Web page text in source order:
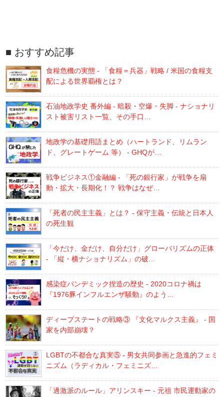
おすすめ記事
食糧危機の実態 - 「食糧＝兵器」戦略 / 米国の食糧支
配による世界覇権とは？
石油地政学史 番外編 - 暗殺・空爆・失脚 - ナショナリ
スト被害リスト一覧、その手口…
地政学の基礎用語まとめ（ハートランド、リムラン
ド、グレートゲーム 等） - GHQが…
戦争ビジネス①金融編 - 「死の銀行家」が戦争を扇
動・拡大・長期化！？ 戦争はなぜ…
「死者の民主主義」とは？ - 保守主義・伝統と日本人
の死生観
「今だけ、金だけ、自分だけ」グローバリズムの正体
- 「縦・横ナショナリズム」の破…
感染症パンデミック捏造の歴史 - 2020コロナ禍は
『1976豚インフルエンザ騒動』のよう…
ディープステートの戦略③ 『文化マルクス主義』 - 国
家を内部崩壊？
LGBTの不都合な真実⑤ - 男女共同参画と急進的フェミ
ニズム（ラディカル・フェミニズ…
「過激派のルール」アリンスキー - 元祖 市民運動家の